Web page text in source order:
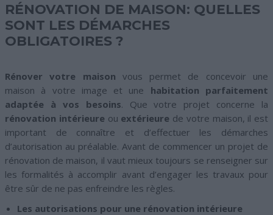
RÉNOVATION DE MAISON: QUELLES
SONT LES DÉMARCHES
OBLIGATOIRES ?
Rénover votre maison vous permet de concevoir une
maison à votre image et une habitation parfaitement
adaptée à vos besoins. Que votre projet concerne la
rénovation intérieure ou extérieure de votre maison, il est
important de connaître et d’effectuer les démarches
d’autorisation au préalable. Avant de commencer un projet de
rénovation de maison, il vaut mieux toujours se renseigner sur
les formalités à accomplir avant d’engager les travaux pour
être sûr de ne pas enfreindre les règles.
Les autorisations pour une rénovation intérieure